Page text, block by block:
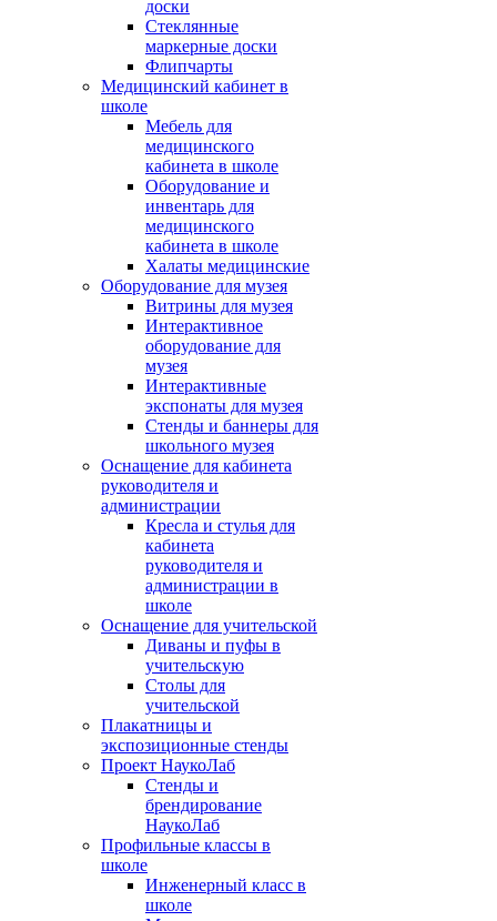
доски
Стеклянные
маркерные доски
Флипчарты
Медицинский кабинет в
школе
Мебель для
медицинского
кабинета в школе
Оборудование и
инвентарь для
медицинского
кабинета в школе
Халаты медицинские
Оборудование для музея
Витрины для музея
Интерактивное
оборудование для
музея
Интерактивные
экспонаты для музея
Стенды и баннеры для
школьного музея
Оснащение для кабинета
руководителя и
администрации
Кресла и стулья для
кабинета
руководителя и
администрации в
школе
Оснащение для учительской
Диваны и пуфы в
учительскую
Столы для
учительской
Плакатницы и
экспозиционные стенды
Проект НаукоЛаб
Стенды и
брендирование
НаукоЛаб
Профильные классы в
школе
Инженерный класс в
школе